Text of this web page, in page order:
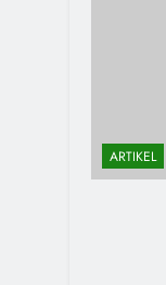
ARTIKEL